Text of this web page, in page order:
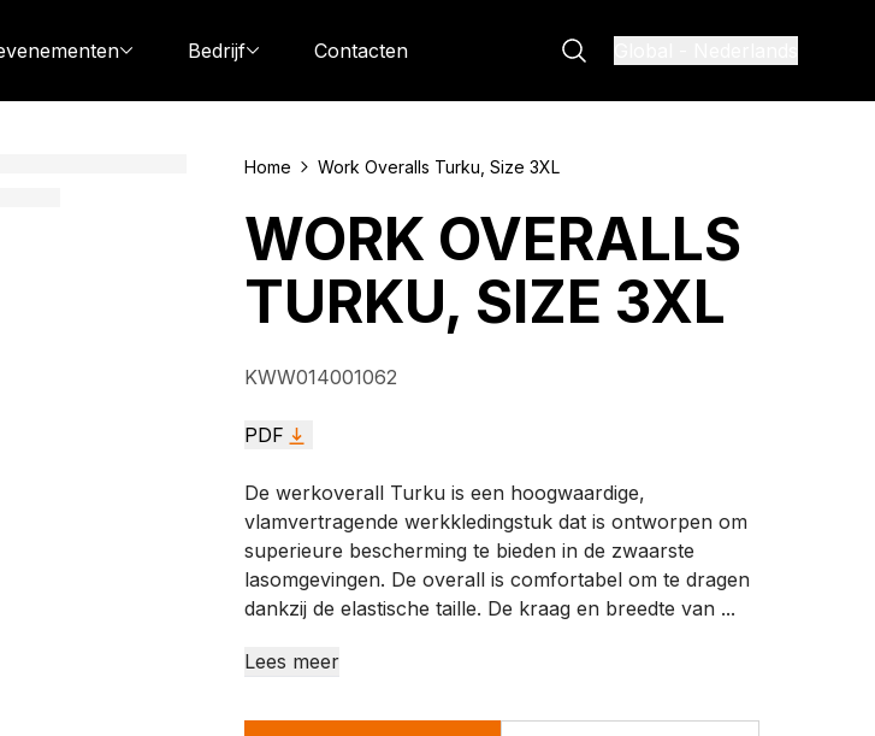
Bedrijf Contacten
Home Work Overalls Turku, Size 3XL
WORK OVERALLS
TURKU, SIZE 3XL
KWW014001062
PDF
De werkoverall Turku is een hoogwaardige,
vlamvertragende werkkledingstuk dat is ontworpen om
superieure bescherming te bieden in de zwaarste
lasomgevingen. De overall is comfortabel om te dragen
dankzij de elastische taille. De kraag en breedte van ...
Lees meer